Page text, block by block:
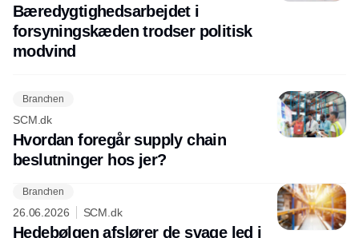
Bæredygtighedsarbejdet i
forsyningskæden trodser politisk
modvind
Branchen
SCM.dk
Hvordan foregår supply chain
beslutninger hos jer?
Branchen
26.06.2026 SCM.dk
Hedebølgen afslører de svage led i